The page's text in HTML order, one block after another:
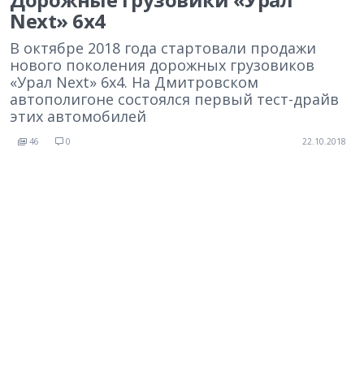
Next» 6х4
В октябре 2018 года стартовали продажи
нового поколения дорожных грузовиков
«Урал Next» 6х4. На Дмитровском
автополигоне состоялся первый тест-драйв
этих автомобилей
46 0 22.10.2018